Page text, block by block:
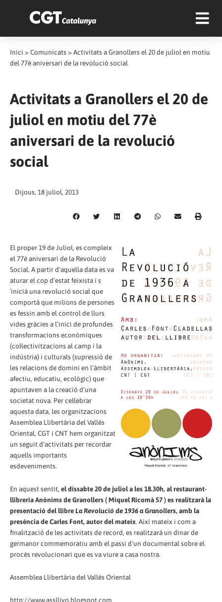
Inici > Comunicats > Activitats a Granollers el 20 de juliol en motiu
del 77è aniversari de la revolució social
Activitats a Granollers el 20 de
juliol en motiu del 77è
aniversari de la revolució
social
Dijous, 18 juliol, 2013
El proper 19 de Juliol, es compleix
el 77è aniversari de la Revolució
Social. A partir d'aquella data es va
aturar el cop d’estat feixista i s
´inicià una revolució social que
comportà que milions de persones
es fessin amb el control de llurs
vides gràcies a l’inici de profundes
transformacions econòmiques
(col·lectivitzacions al camp i la
indústria) i culturals (supressió de
les relacions de domini en l’àmbit
afectiu, educatiu, ecològic) que
apuntaven a la creació d’una
societat nova. Per cel·lebrar
aquesta data, les organitzacions
Assemblea Llibertària del Vallès
Oriental, CGT i CNT hem organitzat
un seguit d'activitats per recordar
aquells importants
esdeveniments.
En aquest sentit, el dissabte 20 de juliol a les 18.30h, al restaurant-
llibreria Anònims de Granollers ( Miquel Ricomà 57 ) es realitzarà la
presentació del llibreLa Revolució de 1936 a Granollers, amb la
presència de Carles Font, autor del mateix. Així mateix i com a
finalització de les activitats de record, es realitzarà un dinar de
germanor commemoratiu amb el passi d'un documental sobre el
procés revolucionari que es va viure a casa nostra.
Assemblea Llibertària del Vallès Oriental
http://www.assllivo.blogspot.com